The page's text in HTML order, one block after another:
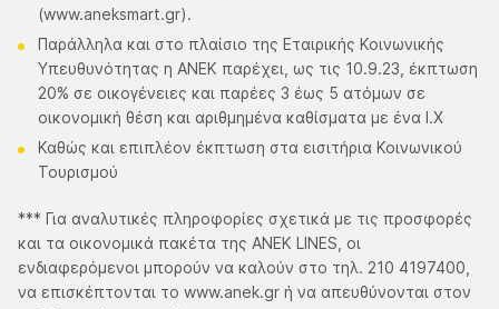
(www.aneksmart.gr).
Παράλληλα και στο πλαίσιο της Εταιρικής Κοινωνικής
Υπευθυνότητας η ΑΝΕΚ παρέχει, ως τις 10.9.23, έκπτωση
20% σε οικογένειες και παρέες 3 έως 5 ατόμων σε
οικονομική θέση και αριθμημένα καθίσματα με ένα Ι.Χ
Καθώς και επιπλέον έκπτωση στα εισιτήρια Κοινωνικού
Τουρισμού
*** Για αναλυτικές πληροφορίες σχετικά με τις προσφορές
και τα οικονομικά πακέτα της ANEK LINES, οι
ενδιαφερόμενοι μπορούν να καλούν στο τηλ. 210 4197400,
να επισκέπτονται το www.anek.gr ή να απευθύνονται στον